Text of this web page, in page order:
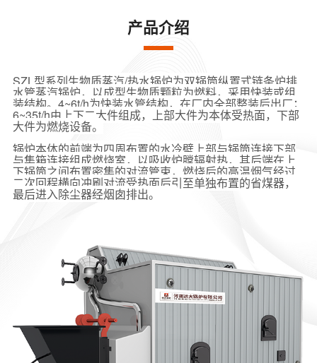
产品介绍
SZL型系列生物质蒸汽/热水锅炉为双锅筒纵置式链条炉排
水管蒸汽锅炉，以成型生物质颗粒为燃料，采用快装或组
装结构。4~6t/h为快装水管结构，在厂内全部整装后出厂；
6~35t/h由上下二大件组成，上部大件为本体受热面，下部
大件为燃烧设备。
锅炉本体的前端为四周布置的水冷壁上部与锅筒连接下部
与集箱连接组成燃烧室，以吸收炉膛辐射热，其后端在上
下锅筒之间布置密集的对流管束，燃烧后的高温烟气经过
二次回程横向冲刷对流受热面后引至单独布置的省煤器，
最后进入除尘器经烟囱排出。